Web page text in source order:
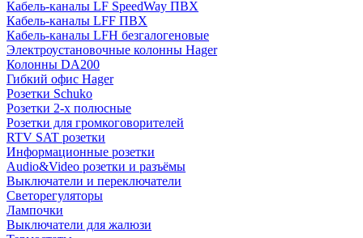
Кабель-каналы LF SpeedWay ПВХ
Кабель-каналы LFF ПВХ
Кабель-каналы LFH безгалогеновые
Электроустановочные колонны Hager
Колонны DA200
Гибкий офис Hager
Розетки Schuko
Розетки 2-х полюсные
Розетки для громкоговорителей
RTV SAT розетки
Информационные розетки
Audio&Video розетки и разъёмы
Выключатели и переключатели
Светорегуляторы
Лампочки
Выключатели для жалюзи